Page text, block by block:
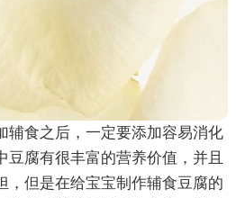
辅食之后，一定要添加容易消化
豆腐有很丰富的营养价值，并且
，但是在给宝宝制作辅食豆腐的